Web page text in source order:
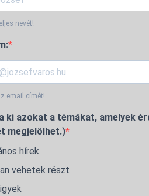
nevét!
email címét!
ki azokat a témákat, amelyek
megjelölhet.)
hírek
vehetek részt